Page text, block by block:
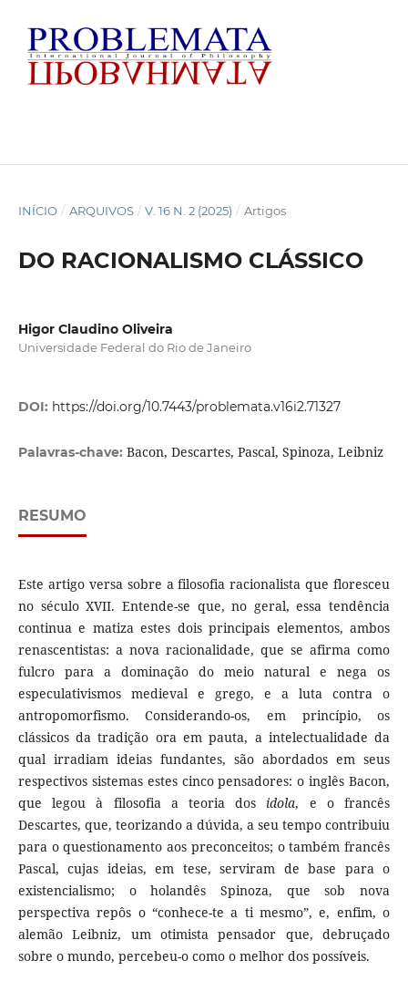
INÍCIO / ARQUIVOS / V. 16 N. 2 (2025) / Artigos
DO RACIONALISMO CLÁSSICO
Higor Claudino Oliveira
Universidade Federal do Rio de Janeiro
DOI: https://doi.org/10.7443/problemata.v16i2.71327
Palavras-chave: Bacon, Descartes, Pascal, Spinoza, Leibniz
RESUMO
Este artigo versa sobre a filosofia racionalista que floresceu
no século XVII. Entende-se que, no geral, essa tendência
continua e matiza estes dois principais elementos, ambos
renascentistas: a nova racionalidade, que se afirma como
fulcro para a dominação do meio natural e nega os
especulativismos medieval e grego, e a luta contra o
antropomorfismo. Considerando-os, em princípio, os
clássicos da tradição ora em pauta, a intelectualidade da
qual irradiam ideias fundantes, são abordados em seus
respectivos sistemas estes cinco pensadores: o inglês Bacon,
que legou à filosofia a teoria dos idola, e o francês
Descartes, que, teorizando a dúvida, a seu tempo contribuiu
para o questionamento aos preconceitos; o também francês
Pascal, cujas ideias, em tese, serviram de base para o
existencialismo; o holandês Spinoza, que sob nova
perspectiva repôs o “conhece-te a ti mesmo”, e, enfim, o
alemão Leibniz, um otimista pensador que, debruçado
sobre o mundo, percebeu-o como o melhor dos possíveis.